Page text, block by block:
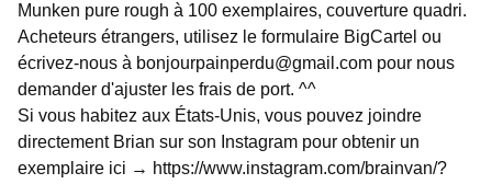
Munken pure rough à 100 exemplaires, couverture quadri.
Acheteurs étrangers, utilisez le formulaire BigCartel ou
écrivez-nous à bonjourpainperdu@gmail.com pour nous
demander d'ajuster les frais de port. ^^
Si vous habitez aux États-Unis, vous pouvez joindre
directement Brian sur son Instagram pour obtenir un
exemplaire ici → https://www.instagram.com/brainvan/?